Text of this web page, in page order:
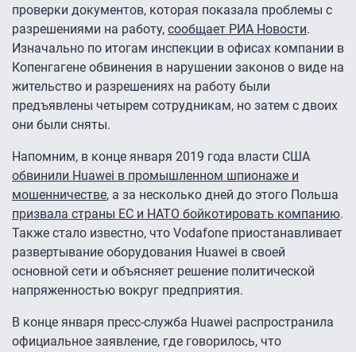
проверки документов, которая показала проблемы с
разрешениями на работу, сообщает РИА Новости.
Изначально по итогам инспекции в офисах компании в
Копенгагене обвинения в нарушении законов о виде на
жительство и разрешениях на работу были
предъявлены четырем сотрудникам, но затем с двоих
они были сняты.
Напомним, в конце января 2019 года власти США
обвинили Huawei в промышленном шпионаже и
мошенничестве, а за несколько дней до этого Польша
призвала страны ЕС и НАТО бойкотировать компанию.
Также стало известно, что Vodafone приостанавливает
развертывание оборудования Huawei в своей
основной сети и объясняет решение политической
напряженностью вокруг предприятия.
В конце января пресс-служба Huawei распространила
официальное заявление, где говорилось, что